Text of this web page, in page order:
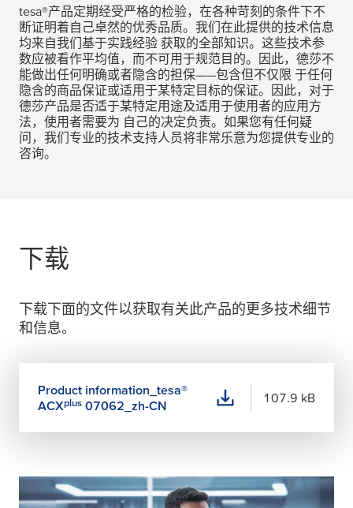
tesa®产品定期经受严格的检验，在各种苛刻的条件下不
断证明着自己卓然的优秀品质。我们在此提供的技术信息
均来自我们基于实践经验 获取的全部知识。这些技术参
数应被看作平均值，而不可用于规范目的。因此，德莎不
能做出任何明确或者隐含的担保——包含但不仅限 于任何
隐含的商品保证或适用于某特定目标的保证。因此，对于
德莎产品是否适于某特定用途及适用于使用者的应用方
法，使用者需要为 自己的决定负责。如果您有任何疑
问，我们专业的技术支持人员将非常乐意为您提供专业的
咨询。
下载
下载下面的文件以获取有关此产品的更多技术细节
和信息。
Product information_ tesa®
ACXplus 07062_zh-CN
107.9 kB